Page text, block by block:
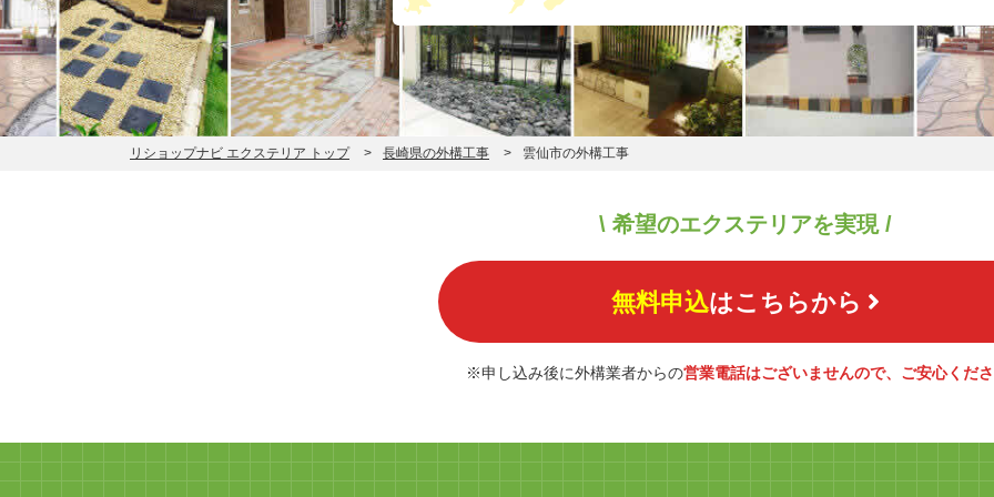
リショップナビ エクステリア トップ 長崎県の外構工事 雲仙市の外構工事
\ 希望のエクステリアを実現 /
無料申込はこちらから
※申し込み後に外構業者からの営業電話はございませんので、ご安心くだ